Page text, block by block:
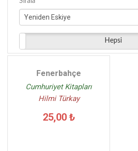
Hepsi
Fenerbahçe
Cumhuriyet Kitapları
Hilmi Türkay
25,00 ₺